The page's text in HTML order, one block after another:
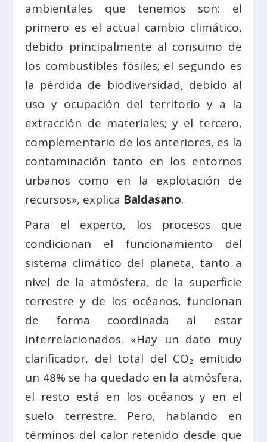
ambientales que tenemos son: el
primero es el actual cambio climático,
debido principalmente al consumo de
los combustibles fósiles; el segundo es
la pérdida de biodiversidad, debido al
uso y ocupación del territorio y a la
extracción de materiales; y el tercero,
complementario de los anteriores, es la
contaminación tanto en los entornos
urbanos como en la explotación de
recursos», explica Baldasano.
Para el experto, los procesos que
condicionan el funcionamiento del
sistema climático del planeta, tanto a
nivel de la atmósfera, de la superficie
terrestre y de los océanos, funcionan
de forma coordinada al estar
interrelacionados. «Hay un dato muy
clarificador, del total del CO₂ emitido
un 48% se ha quedado en la atmósfera,
el resto está en los océanos y en el
suelo terrestre. Pero, hablando en
términos del calor retenido desde que